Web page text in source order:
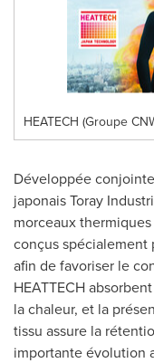
HEATECH (Groupe
Développée
japonais Toray
morceaux
conçus spécialement
afin de favoriser le
HEATTECH
la chaleur, et la
tissu assure la
importante évolution